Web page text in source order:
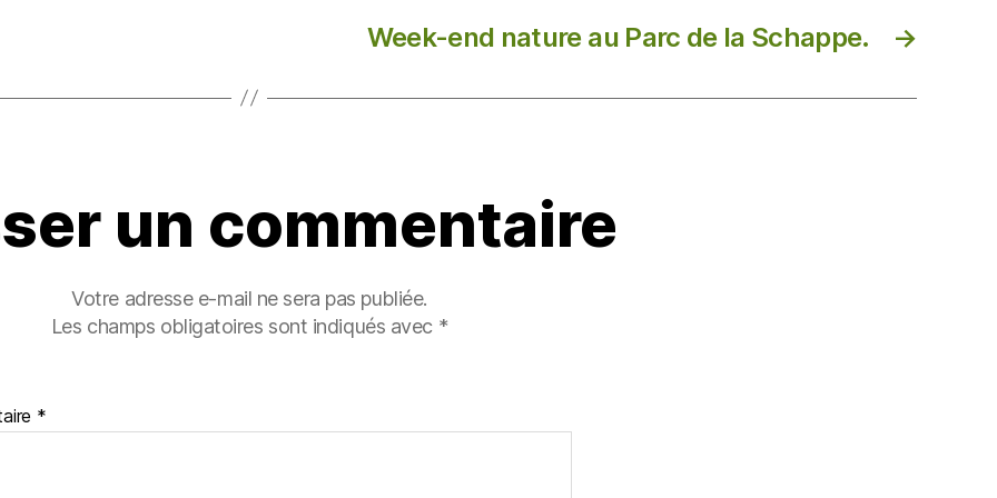
→
Week-end nature au Parc de la Schappe.
un commentaire
Votre adresse e-mail ne sera pas publiée.
Les champs obligatoires sont indiqués avec *
*